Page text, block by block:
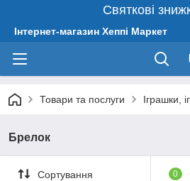
Святкові
Інтернет-магазин Хеппі Маркет
Товари та послуги Іграшки,
Брелок
Сортування 0